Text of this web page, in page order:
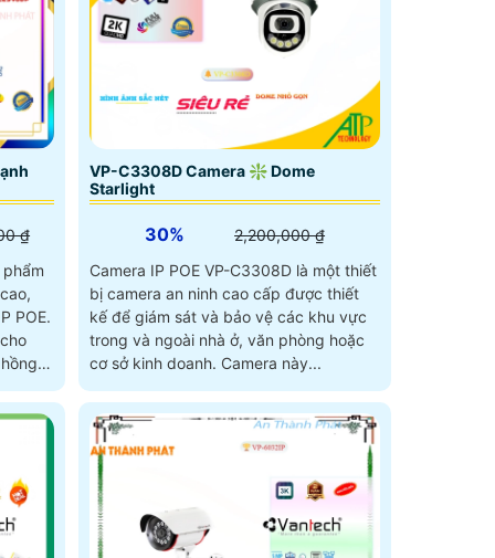
₫
POE.
VP-C3308D Camera ❇ Dome
Starlight
30%
2,200,000 ₫
Camera IP POE VP-C3308D là một thiết
bị camera an ninh cao cấp được thiết
kế để giám sát và bảo vệ các khu vực
trong và ngoài nhà ở, văn phòng hoặc
cơ sở kinh doanh. Camera này...